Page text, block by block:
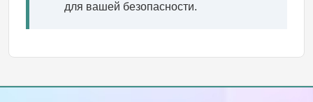
для вашей безопасности.